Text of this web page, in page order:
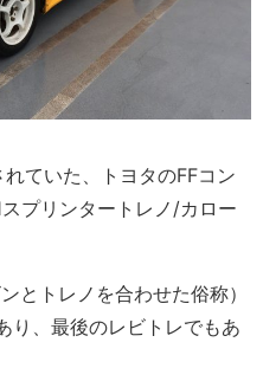
ていた、トヨタのFFコン
プリンタートレノ/カロー
とトレノを合わせた俗称）
り、最後のレビトレでもあ